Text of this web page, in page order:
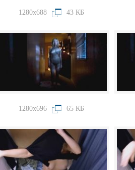
1280x688 43 КБ
1280x696 65 КБ